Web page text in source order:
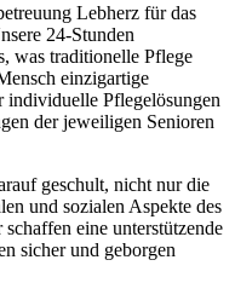
Lebherz für das
24-Stunden
was traditionelle Pflege
einzigartige
individuelle Pflegelösungen
der jeweiligen Senioren
geschult, nicht nur die
und sozialen Aspekte des
eine unterstützende
sicher und geborgen